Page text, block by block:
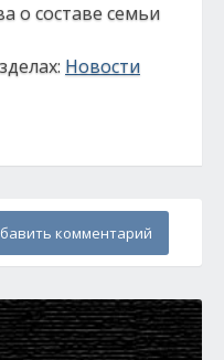
о составе семьи
Новости
комментарий